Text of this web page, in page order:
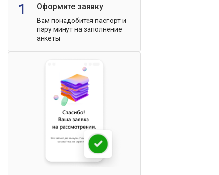
1 Оформите заявку
Вам понадобится паспорт и
пару минут на заполнение
анкеты